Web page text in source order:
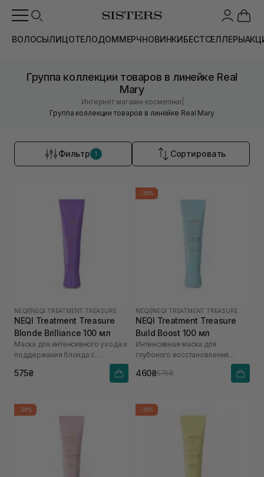
ВОЛОСЫЛИЦОТЕЛОДОММЕРЧНОВИНКИБЕСТСЕЛЛЕРЫ
Группа коллекции товаров в линейке Real
Mary
Интернет магазин косметики
Группа коллекции товаров в линейке Real Mary
Фильтр 1 Сортировать
NEQI NEQI TREATMENT TREASURE
NEQI Treatment Treasure
Blonde Brilliance 100 мл
Маска для интенсивного ухода и
поддержания блонда с
575₴
-20%
NEQI NEQI TREATMENT TREASURE
NEQI Treatment Treasure
Build Boost 100 мл
Интенсивная маска для
глубокого восстановления
волос с малеиновой кислотой
460₴575₴
-20% -20%